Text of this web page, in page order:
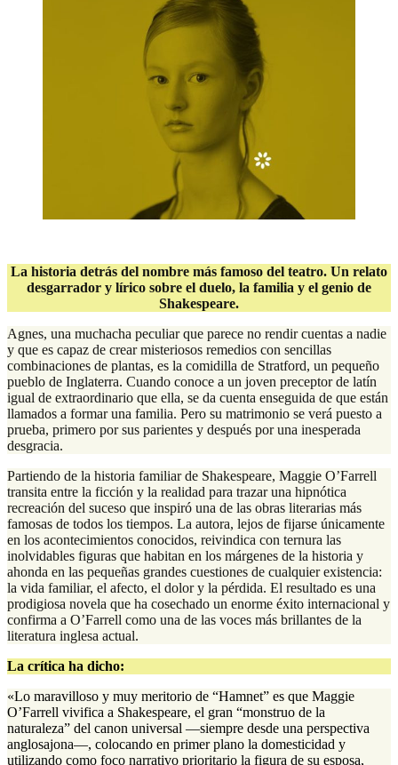
La historia detrás del nombre más famoso del teatro. Un relato
desgarrador y lírico sobre el duelo, la familia y el genio de
Shakespeare.
Agnes, una muchacha peculiar que parece no rendir cuentas a nadie
y que es capaz de crear misteriosos remedios con sencillas
combinaciones de plantas, es la comidilla de Stratford, un pequeño
pueblo de Inglaterra. Cuando conoce a un joven preceptor de latín
igual de extraordinario que ella, se da cuenta enseguida de que están
llamados a formar una familia. Pero su matrimonio se verá puesto a
prueba, primero por sus parientes y después por una inesperada
desgracia.
Partiendo de la historia familiar de Shakespeare, Maggie O’Farrell
transita entre la ficción y la realidad para trazar una hipnótica
recreación del suceso que inspiró una de las obras literarias más
famosas de todos los tiempos. La autora, lejos de fijarse únicamente
en los acontecimientos conocidos, reivindica con ternura las
inolvidables figuras que habitan en los márgenes de la historia y
ahonda en las pequeñas grandes cuestiones de cualquier existencia:
la vida familiar, el afecto, el dolor y la pérdida. El resultado es una
prodigiosa novela que ha cosechado un enorme éxito internacional y
confirma a O’Farrell como una de las voces más brillantes de la
literatura inglesa actual.
La crítica ha dicho:
«Lo maravilloso y muy meritorio de “Hamnet” es que Maggie
O’Farrell vivifica a Shakespeare, el gran “monstruo de la
naturaleza” del canon universal —siempre desde una perspectiva
anglosajona—, colocando en primer plano la domesticidad y
utilizando como foco narrativo prioritario la figura de su esposa,